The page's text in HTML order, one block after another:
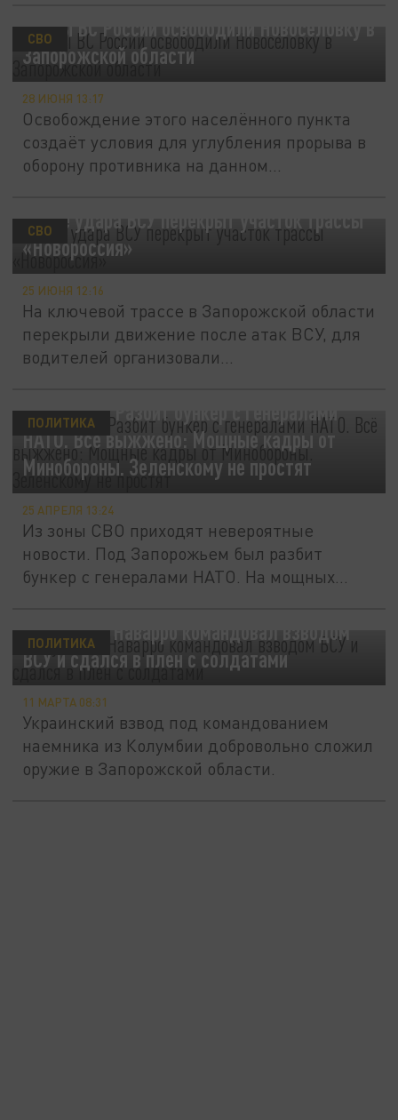
Бойцы ВС России освободили Новосёловку в
Запорожской области
СВО
28 ИЮНЯ 13:17
Освобождение этого населённого пункта
создаёт условия для углубления прорыва в
оборону противника на данном...
После удара ВСУ перекрыт участок трассы
«Новороссия»
СВО
25 ИЮНЯ 12:16
На ключевой трассе в Запорожской области
перекрыли движение после атак ВСУ, для
водителей организовали...
Понеслась. Разбит бункер с генералами
НАТО. Всё выжжено: Мощные кадры от
Минобороны. Зеленскому не простят
ПОЛИТИКА
25 АПРЕЛЯ 13:24
Из зоны СВО приходят невероятные
новости. Под Запорожьем был разбит
бункер с генералами НАТО. На мощных
Колумбиец Наварро командовал взводом
ВСУ и сдался в плен с солдатами
ПОЛИТИКА
11 МАРТА 08:31
Украинский взвод под командованием
наемника из Колумбии добровольно сложил
оружие в Запорожской области.